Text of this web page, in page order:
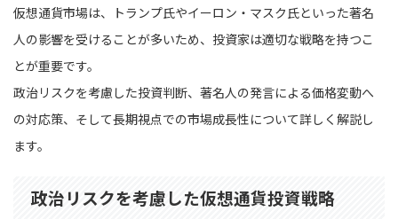
仮想通貨市場は、トランプ氏やイーロン・マスク氏といった著名
人の影響を受けることが多いため、投資家は適切な戦略を持つこ
とが重要です。
政治リスクを考慮した投資判断、著名人の発言による価格変動へ
の対応策、そして長期視点での市場成長性について詳しく解説し
ます。
政治リスクを考慮した仮想通貨投資戦略